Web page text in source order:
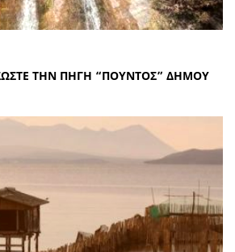
ΤΗΝ ΠΗΓΗ “ΠΟΥΝΤΟΣ” ΔΗΜΟΥ